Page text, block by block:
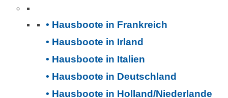
• Hausboote in Frankreich
• Hausboote in Irland
• Hausboote in Italien
• Hausboote in Deutschland
• Hausboote in Holland/Niederlande